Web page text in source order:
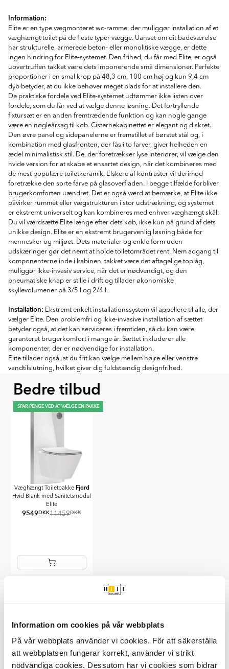
Information om cookies på vår webbplats
På vår webbplats använder vi cookies. För att säkerställa
att webbplatsen fungerar korrekt, använder vi strikt
nödvändiga cookies. Dessutom har vi cookies som bidrar
Information:
Elite er en type vægmonteret wc-ramme, der muliggør installation af et
væghængt toilet på de fleste typer vægge. Uanset om dit badeværelse
har strukturelle, armerede beton- eller monolitiske vægge, er dette
ingen hindring for Elite-systemet. Den frihed, du får med Elite, er også
uovertruffen takket være dets imponerende små dimensioner. Perfekte
proportioner i en smal krop på 48,3 cm, 100 cm høj og kun 9,4 cm
dyb betyder, at du ikke behøver meget plads for at installere den.
De praktiske fordele ved Elite-systemet udtømmer ikke listen over
fordele, som du får ved at vælge denne løsning. Det fortryllende
fixtursæt er en anden fremtrædende funktion og kan nogle gange
være en nøgleårsag til køb. Cisternekabinettet er elegant og diskret.
Den øvre panel og sidepanelerne er fremstillet af børstet stål og, i
kombination med glasfronten, der fås i to farver, giver helheden en
ædel minimalistisk stil. De, der foretrækker lyse interiører, vil vælge den
hvide version for at skabe et ensartet design, når det kombineres med
de mest populære toiletkeramik. Elskere af kontraster vil derimod
foretrække den sorte farve på glasoverfladen. I begge tilfælde forbliver
brugerkomforten uændret. Det er også værd at bemærke, at Elite ikke
påvirker rummet eller vægstrukturen i stor udstrækning, og systemet
er ekstremt universelt og kan kombineres med enhver væghængt skål.
Du vil værdsætte Elite længe efter dets køb, ikke kun på grund af dets
unikke design. Elite er en ekstremt brugervenlig løsning både for
mennesker og miljøet. Dets materialer og enkle form uden
udskæringer gør det nemt at holde toiletområdet rent. Nem adgang til
komponenterne inde i kabinen, takket være det aftagelige toplåg,
muliggør ikke-invasiv service, når det er nødvendigt, og den
pneumatiske knap er stille i drift og tillader økonomiske
skyllevolumener på 3/5 l og 2/4 l.
Installation: Ekstremt enkelt installationssystem vil appellere til alle, der
vælger Elite. Den problemfri og ikke-invasive installation af sættet
betyder også, at det kan serviceres i fremtiden, så du kan være
garanteret brugerkomfort i mange år. Sættet inkluderer alle
komponenter, der er nødvendige for installation.
Elite tillader også, at du frit kan vælge mellem højre eller venstre
vandtilslutning, hvilket giver dig fuldstændig designfrihed.
Bedre tilbud
SPAR PENGE VED AT VÆLGE EN PAKKE
Væghængt Toiletpakke Fjord
Hvid Blank med Sanitetsmodul
Elite
9549DKK11459DKK
Vigtigste info
SKU:BDC1157